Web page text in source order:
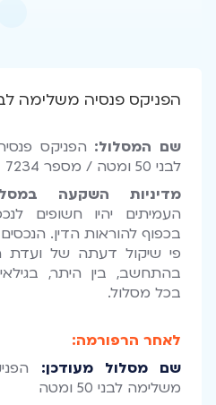
הפניקס פנסיה משלימה לבני 50
שם המסלול: הפניקס
לבני 50 ומטה / מספר 7234
מדיניות השקעה
העמיתים יהיו חשופים
בכפוף להוראות הדין.
פי שיקול דעתה של ועדת
בהתחשב, בין היתר,
בכל מסלול.
לאחר הרפורמה:
שם מסלול מעודכן:
משלימה לבני 50 ומטה